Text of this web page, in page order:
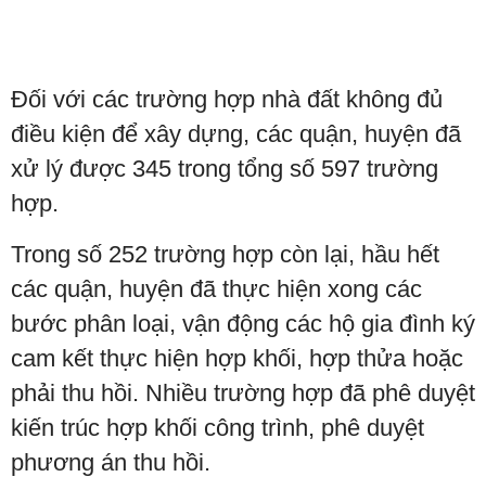
Đối với các trường hợp nhà đất không đủ
điều kiện để xây dựng, các quận, huyện đã
xử lý được 345 trong tổng số 597 trường
hợp.
Trong số 252 trường hợp còn lại, hầu hết
các quận, huyện đã thực hiện xong các
bước phân loại, vận động các hộ gia đình ký
cam kết thực hiện hợp khối, hợp thửa hoặc
phải thu hồi. Nhiều trường hợp đã phê duyệt
kiến trúc hợp khối công trình, phê duyệt
phương án thu hồi.